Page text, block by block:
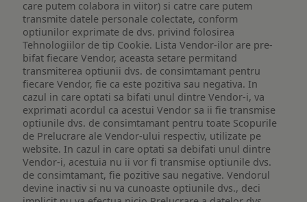
care putem colabora in viitor) si catre care putem
transmite datele personale colectate, conform
optiunilor exprimate de dvs. privind folosirea
Tehnologiilor de tip Cookie. Lista Vendor-ilor are pre-
bifat fiecare Vendor, aceasta setare permitand
transmiterea optiunii dvs. de consimtamant pentru
fiecare Vendor, fie ca este pozitiva sau negativa. In
cazul in care optati sa bifati unul dintre Vendor-i, va
exprimati acordul ca acestui Vendor sa ii fie transmise
optiunile dvs. de consimtamant pentru toate Scopurile
de Prelucrare ale Vendor-ului respectiv, utilizate pe
website. In cazul in care optati sa debifati unul dintre
Vendor-i, acestuia nu ii vor fi transmise optiunile dvs.
de consimtamant, fie pozitive sau negative. Vendorul
devine inactiv si nu va cunoaste optiunile dvs., deci